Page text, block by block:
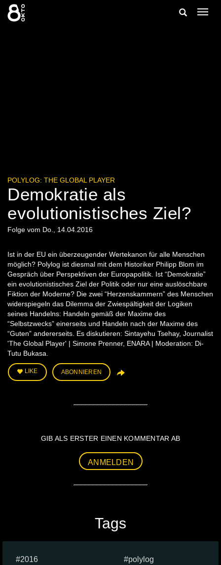
Zum
Inhalt
springen
Suche
POLYLOG: THE GLOBAL PLAYER
Demokratie als
evolutionistisches Ziel?
Folge vom Do., 14.04.2016
Ist in der EU ein überzeugender Wertekanon für alle Menschen
möglich? Polylog ist diesmal mit dem Historiker Philipp Blom im
Gespräch über Perspektiven der Europapolitik. Ist “Demokratie”
ein evolutionistisches Ziel der Politik oder nur eine auslöschbare
Fiktion der Moderne? Die zwei “Herzenskammern” des Menschen
widerspiegeln das Dilemma der Zwiespältigkeit der Logiken
seines Handelns: Handeln gemäß der Maxime des
“Selbstzwecks” einerseits und Handeln nach der Maxime des
“Guten” andererseits. Es diskutieren: Sintayehu Tsehay, Journalist
'The Global Player' | Simone Prenner, ENARA | Moderation: Di-
Tutu Bukasa.
LIKE ABONNIEREN
GIB ALS ERSTER EINEN KOMMENTAR AB
ANMELDEN
Tags
2016
polylog